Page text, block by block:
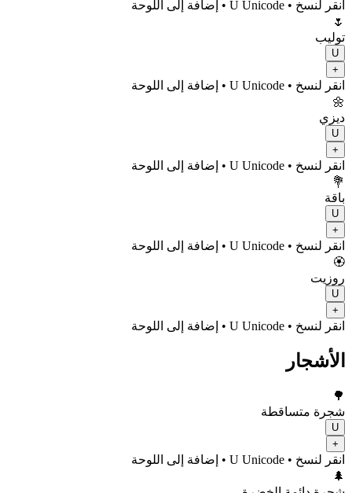
انقر لنسخ • U
Unicode
• إضافة إلى اللوحة
🌷
توليب
U
+
انقر لنسخ • U
Unicode
• إضافة إلى اللوحة
🌼
ديزي
U
+
انقر لنسخ • U
Unicode
• إضافة إلى اللوحة
💐
باقة
U
+
انقر لنسخ • U
Unicode
• إضافة إلى اللوحة
🏵️
روزيت
U
+
انقر لنسخ • U
Unicode
• إضافة إلى اللوحة
الأشجار
🌳
شجرة متساقطة
U
+
انقر لنسخ • U
Unicode
• إضافة إلى اللوحة
🌲